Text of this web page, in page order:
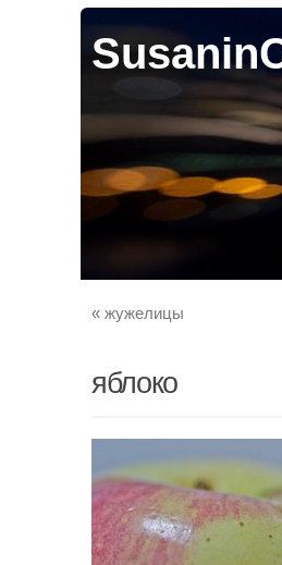
« жужелицы
яблоко